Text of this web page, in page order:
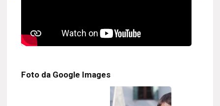
Foto da Google Images